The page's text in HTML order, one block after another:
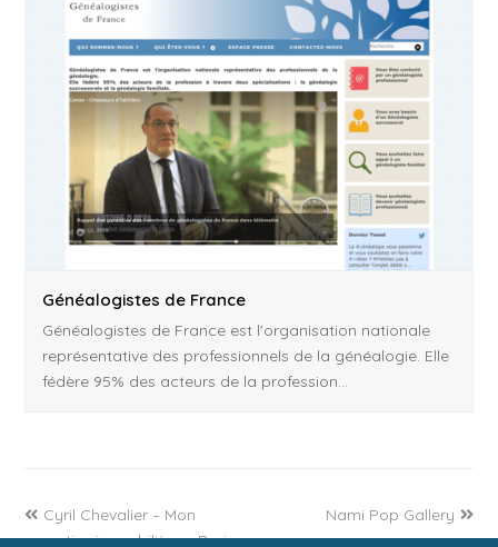
Généalogistes de France
Généalogistes de France est l'organisation nationale
représentative des professionnels de la généalogie. Elle
fédère 95% des acteurs de la profession…
previous
post:
Cyril Chevalier – Mon
expertise immobilière – Paris
next
post:
Nami Pop Gallery